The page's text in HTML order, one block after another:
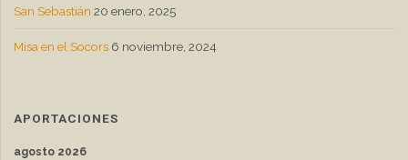
San Sebastián 20 enero, 2025
Misa en el Socors 6 noviembre, 2024
APORTACIONES
agosto 2026